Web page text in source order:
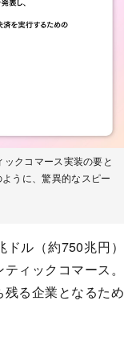
クコマース実装の要と
うに、驚異的なスピー
ル（約750兆円）
ィックコマース。
る企業となるため